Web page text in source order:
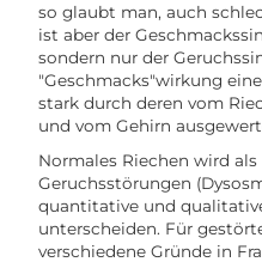
so glaubt man, auch
ist aber der
sondern nur der
"Geschmacks"wirkung
stark durch deren vom
und vom Gehirn
Normales Riechen wird
Geruchsstörungen
quantitative und
unterscheiden. Für
verschiedene Gründe in